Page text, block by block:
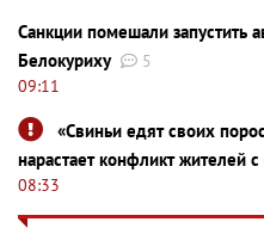
Санкции помешали запустить
Белокуриху
5
09:11
«Свиньи едят своих
нарастает конфликт жителей
08:33